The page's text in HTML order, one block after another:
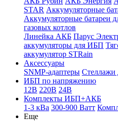
STAR Аккумуляторные
Аккумуляторные батареи
газовых котлов
Линейка АКБ Парус
аккумуляторы для ИБП
аккумулятор STRain
Аксессуары
SNMP-адаптеры
ИБП по напряжению
12В 220В 24В
Комплекты ИБП+АКБ
1-3 кВа 300-900 Ватт
Еще